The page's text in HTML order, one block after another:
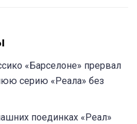
«Барселоне» прервал
серию «Реала» без
поединках «Реал»